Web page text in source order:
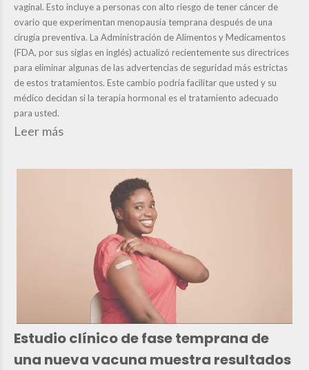
vaginal. Esto incluye a personas con alto riesgo de tener cáncer de
ovario que experimentan menopausia temprana después de una
cirugía preventiva. La Administración de Alimentos y Medicamentos
(FDA, por sus siglas en inglés) actualizó recientemente sus directrices
para eliminar algunas de las advertencias de seguridad más estrictas
de estos tratamientos. Este cambio podría facilitar que usted y su
médico decidan si la terapia hormonal es el tratamiento adecuado
para usted.
Leer más
Estudio clínico de fase temprana de
una nueva vacuna muestra resultados